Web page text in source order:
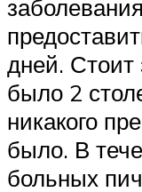
дней. Стоит
было 2
никакого
было. В
больных